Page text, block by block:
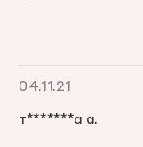
04.11.21
т*******а а.